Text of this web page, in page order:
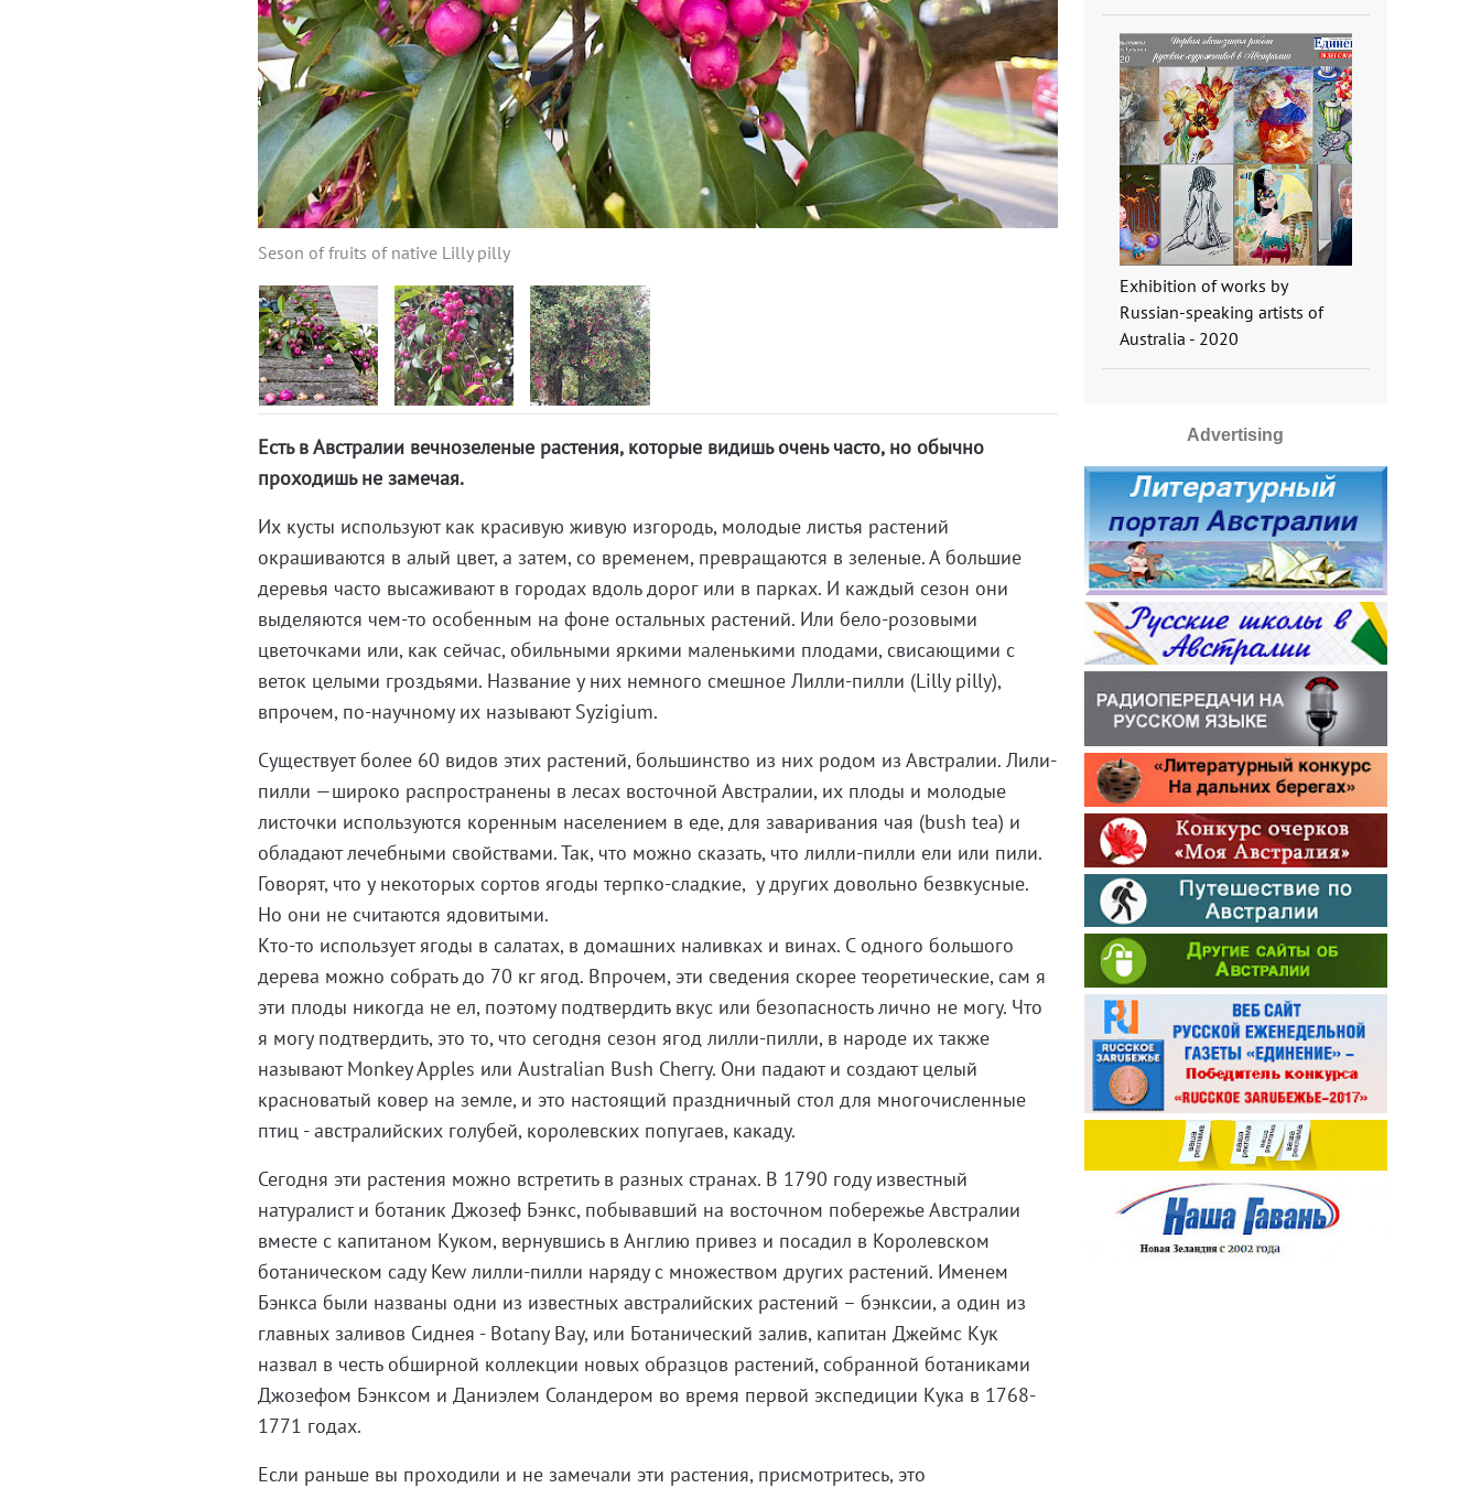
Seson of fruits of native Lilly pilly
Есть в Австралии вечнозеленые растения, которые видишь очень часто, но обычно
проходишь не замечая.
Их кусты используют как красивую живую изгородь, молодые листья растений
окрашиваются в алый цвет, а затем, со временем, превращаются в зеленые. А большие
деревья часто высаживают в городах вдоль дорог или в парках. И каждый сезон они
выделяются чем-то особенным на фоне остальных растений. Или бело-розовыми
цветочками или, как сейчас, обильными яркими маленькими плодами, свисающими с
веток целыми гроздьями. Название у них немного смешное Лилли-пилли (Lilly pilly),
впрочем, по-научному их называют Syzigium.
Существует более 60 видов этих растений, большинство из них родом из Австралии. Лили-
пилли —широко распространены в лесах восточной Австралии, их плоды и молодые
листочки используются коренным населением в еде, для заваривания чая (bush tea) и
обладают лечебными свойствами. Так, что можно сказать, что лилли-пилли ели или пили.
Говорят, что у некоторых сортов ягоды терпко-сладкие, у других довольно безвкусные.
Но они не считаются ядовитыми.
Кто-то использует ягоды в салатах, в домашних наливках и винах. С одного большого
дерева можно собрать до 70 кг ягод. Впрочем, эти сведения скорее теоретические, сам я
эти плоды никогда не ел, поэтому подтвердить вкус или безопасность лично не могу. Что
я могу подтвердить, это то, что сегодня сезон ягод лилли-пилли, в народе их также
называют Monkey Apples или Australian Bush Cherry. Они падают и создают целый
красноватый ковер на земле, и это настоящий праздничный стол для многочисленные
птиц - австралийских голубей, королевских попугаев, какаду.
Сегодня эти растения можно встретить в разных странах. В 1790 году известный
натуралист и ботаник Джозеф Бэнкс, побывавший на восточном побережье Австралии
вместе с капитаном Куком, вернувшись в Англию привез и посадил в Королевском
ботаническом саду Kew лилли-пилли наряду с множеством других растений. Именем
Бэнкса были названы одни из известных австралийских растений – бэнксии, а один из
главных заливов Сиднея - Botany Bay, или Ботанический залив, капитан Джеймс Кук
назвал в честь обширной коллекции новых образцов растений, собранной ботаниками
Джозефом Бэнксом и Даниэлем Соландером во время первой экспедиции Кука в 1768-
1771 годах.
Если раньше вы проходили и не замечали эти растения, присмотритесь, это
Exhibition of works by
Russian-speaking artists of
Australia - 2020
Advertising